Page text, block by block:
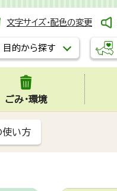
文字サイズ・配色の変更
目的から探す
ごみ・環境
使い方